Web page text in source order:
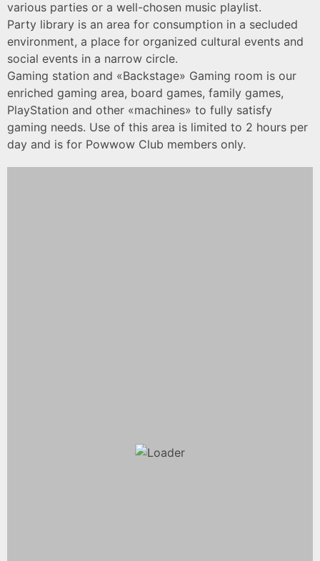
various parties or a well-chosen music playlist.
Party library is an area for consumption in a secluded
environment, a place for organized cultural events and
social events in a narrow circle.
Gaming station and «Backstage» Gaming room is our
enriched gaming area, board games, family games,
PlayStation and other «machines» to fully satisfy
gaming needs. Use of this area is limited to 2 hours per
day and is for Powwow Club members only.